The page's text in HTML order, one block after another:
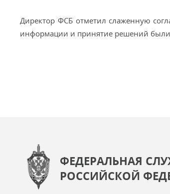
Директор ФСБ отметил слаженную
информации и принятие решений
ФЕДЕРАЛЬНАЯ
РОССИЙСКОЙ